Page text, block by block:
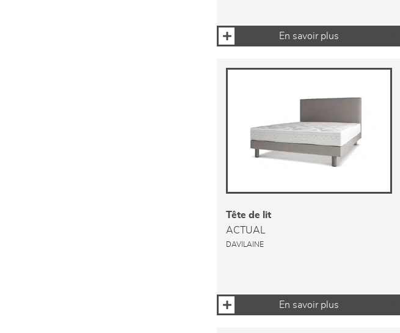
En savoir plus
Tête de lit
ACTUAL
DAVILAINE
En savoir plus